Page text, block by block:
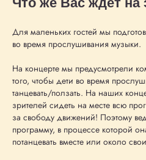
Для маленьких гостей мы
во время прослушивания музыки.
На концерте мы предусмотрели
того, чтобы дети во время
танцевать/ползать. На наших
зрителей сидеть на месте всю
за свободу движений! Поэтому
программу, в процессе которой
потанцевать вместе или около
заказатьна
праздник